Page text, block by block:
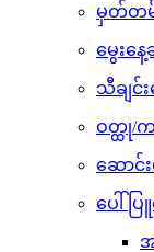
မှတ်တမ်
မွေးနေ့
သီချင်း
ဝတ္ထု/က
ဆောင်းပ
ပေါ်ပ